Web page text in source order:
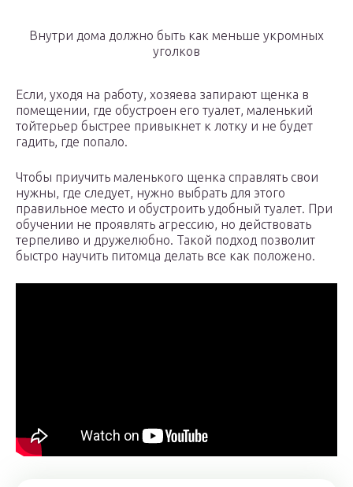
Внутри дома должно быть как меньше укромных
уголков
Если, уходя на работу, хозяева запирают щенка в
помещении, где обустроен его туалет, маленький
тойтерьер быстрее привыкнет к лотку и не будет
гадить, где попало.
Чтобы приучить маленького щенка справлять свои
нужны, где следует, нужно выбрать для этого
правильное место и обустроить удобный туалет. При
обучении не проявлять агрессию, но действовать
терпеливо и дружелюбно. Такой подход позволит
быстро научить питомца делать все как положено.